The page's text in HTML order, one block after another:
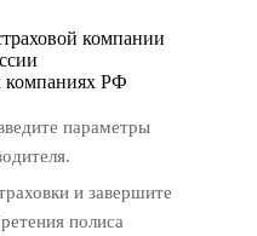
компании
компаниях РФ
параметры
и завершите
полиса